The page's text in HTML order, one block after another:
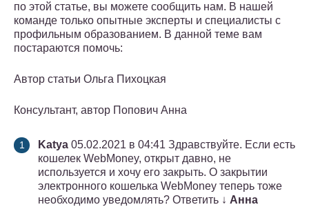
по этой статье, вы можете сообщить нам. В нашей
команде только опытные эксперты и специалисты с
профильным образованием. В данной теме вам
постараются помочь:
Автор статьи Ольга Пихоцкая
Консультант, автор Попович Анна
Katya 05.02.2021 в 04:41 Здравствуйте. Если есть
кошелек WebMoney, открыт давно, не
используется и хочу его закрыть. О закрытии
электронного кошелька WebMoney теперь тоже
необходимо уведомлять? Ответить ↓ Анна